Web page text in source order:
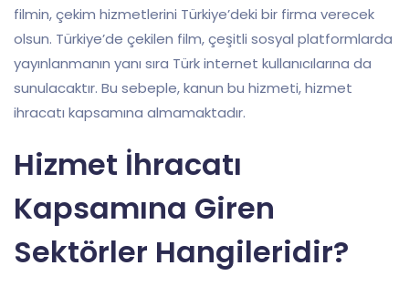
filmin, çekim hizmetlerini Türkiye’deki bir firma verecek
olsun. Türkiye’de çekilen film, çeşitli sosyal platformlarda
yayınlanmanın yanı sıra Türk internet kullanıcılarına da
sunulacaktır. Bu sebeple, kanun bu hizmeti, hizmet
ihracatı kapsamına almamaktadır.
Hizmet İhracatı
Kapsamına Giren
Sektörler Hangileridir?